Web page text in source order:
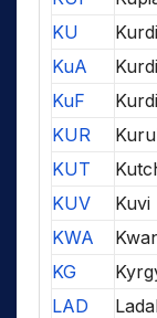
KU
KuA
KuF
KUR
KUT
KUV
Kuvi
KWA
KG
LAD